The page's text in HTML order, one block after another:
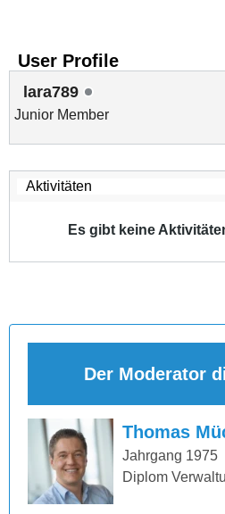
User Profile
lara789
Junior Member
Es gibt keine
Der Moderator
Thomas
Jahrgang 1975
Diplom